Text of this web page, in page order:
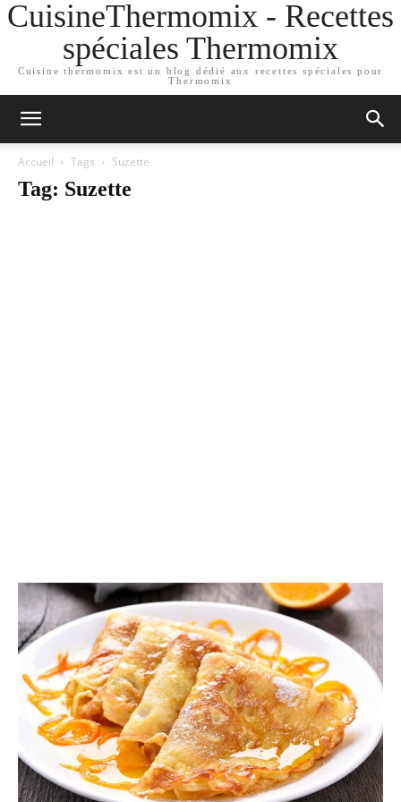
CuisineThermomix - Recettes
spéciales Thermomix
Cuisine thermomix est un blog dédié aux recettes spéciales pour
Thermomix
Accueil Tags Suzette
Tag: Suzette